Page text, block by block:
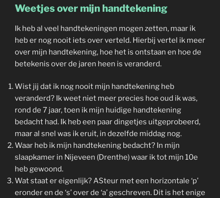
Weetjes over mijn handtekening
Ik heb al veel handtekeningen mogen zetten, maar ik
heb er nog nooit iets over verteld. Hierbij vertel ik meer
over mijn handtekening, hoe het is ontstaan en hoe de
betekenis over de jaren heen is veranderd.
Wist jij dat ik nog nooit mijn handtekening heb
veranderd? Ik weet niet meer precies hoe oud ik was,
rond de 7 jaar, toen ik mijn huidige handtekening
bedacht had. Ik heb een paar dingetjes uitgeprobeerd,
maar al snel was ik eruit, in dezelfde middag nog.
Waar heb ik mijn handtekening bedacht? In mijn
slaapkamer in Nijeveen (Drenthe) waar ik tot mijn 10e
heb gewoond.
Wat staat er eigenlijk? ASteur met een horizontale ‘p’
eronder en de ‘s’ over de ‘a’ geschreven. Dit is het enige